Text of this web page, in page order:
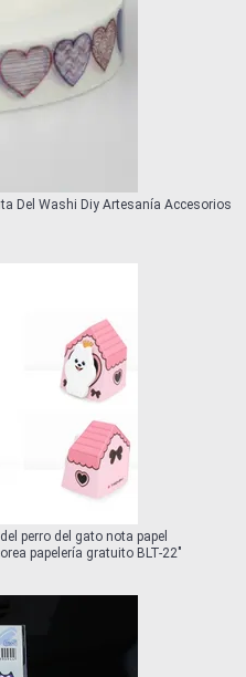
Del Washi Diy Artesanía Accesorios
perro del gato nota papel
papelería gratuito BLT-22"